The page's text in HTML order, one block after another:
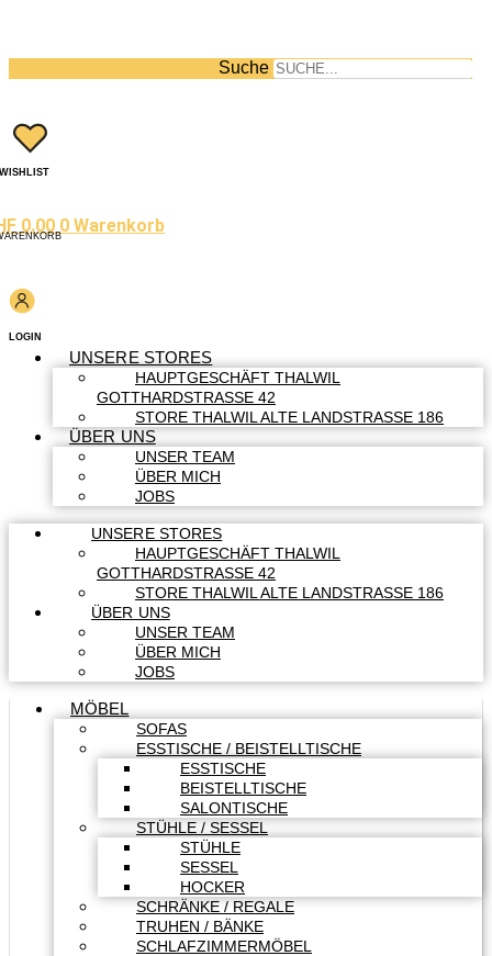
Suche
WISHLIST
0.00 0 Warenkorb
LOGIN
UNSERE STORES
HAUPTGESCHÄFT THALWIL
GOTTHARDSTRASSE 42
STORE THALWIL ALTE LANDSTRASSE 186
ÜBER UNS
UNSER TEAM
ÜBER MICH
JOBS
UNSERE STORES
HAUPTGESCHÄFT THALWIL
GOTTHARDSTRASSE 42
STORE THALWIL ALTE LANDSTRASSE 186
ÜBER UNS
UNSER TEAM
ÜBER MICH
JOBS
MÖBEL
SOFAS
ESSTISCHE / BEISTELLTISCHE
ESSTISCHE
BEISTELLTISCHE
SALONTISCHE
STÜHLE / SESSEL
STÜHLE
SESSEL
HOCKER
SCHRÄNKE / REGALE
TRUHEN / BÄNKE
SCHLAFZIMMERMÖBEL